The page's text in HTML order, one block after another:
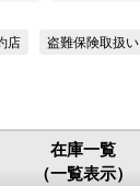
店 盗難保険取扱い
在庫一覧
（一覧表示）